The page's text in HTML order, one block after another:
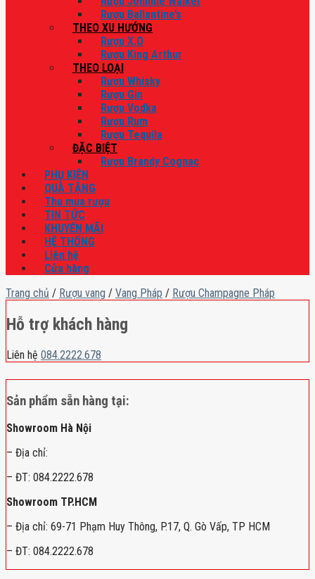
Rượu Ballantine’s
THEO XU HƯỚNG
Rượu X.O
Rượu King Arthur
THEO LOẠI
Rượu Whisky
Rượu Gin
Rượu Vodka
Rượu Rum
Rượu Tequila
ĐẶC BIỆT
Rượu Brandy Cognac
PHỤ KIỆN
QUÀ TẶNG
Thu mua rượu
TIN TỨC
KHUYẾN MÃI
HỆ THỐNG
Liên hệ
Cửa hàng
Trang chủ / Rượu vang / Vang Pháp / Rượu Champagne Pháp
Hỗ trợ khách hàng
Liên hệ 084.2222.678
Sản phẩm sẵn hàng tại:
Showroom Hà Nội
– Địa chỉ:
– ĐT: 084.2222.678
Showroom TP.HCM
– Địa chỉ: 69-71 Phạm Huy Thông, P.17, Q. Gò Vấp, TP HCM
– ĐT: 084.2222.678